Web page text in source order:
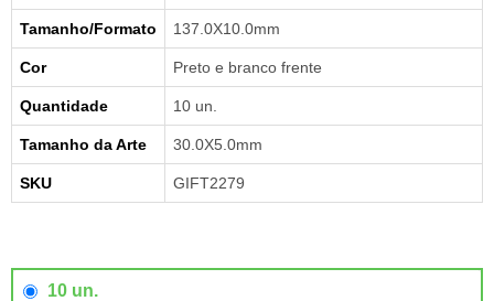
Tamanho/Formato 137.0X10.0mm
Cor Preto e branco frente
Quantidade 10 un.
Tamanho da Arte 30.0X5.0mm
SKU GIFT2279
10 un.